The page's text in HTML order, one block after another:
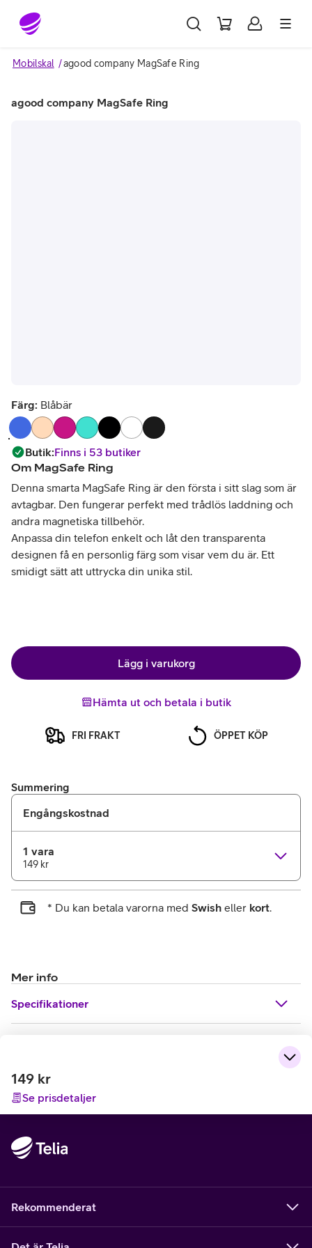
Gå till sidans innehåll
Mobilskal agood company MagSafe Ring
agood company MagSafe Ring
Färg: Blåbär
Butik:Finns i 53 butiker
Om MagSafe Ring
Denna smarta MagSafe Ring är den första i sitt slag som är
avtagbar. Den fungerar perfekt med trådlös laddning och
andra magnetiska tillbehör.
Anpassa din telefon enkelt och låt den transparenta
designen få en personlig färg som visar vem du är. Ett
smidigt sätt att uttrycka din unika stil.
Lägg i varukorg
Hämta ut och betala i butik
FRI FRAKT ÖPPET KÖP
Summering
Engångskostnad
1 vara
149 kr
* Du kan betala varorna med Swish eller kort.
Mer info
Specifikationer
149 kr
Se prisdetaljer
Rekommenderat